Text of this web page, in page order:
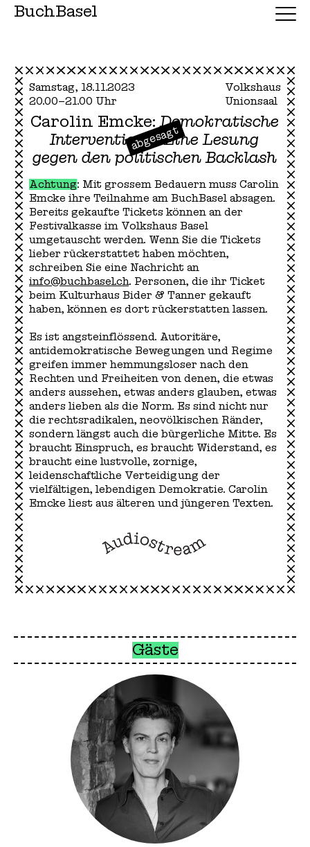
BuchBasel
Samstag, 18.11.2023
20.00–21.00 Uhr
Volkshaus
Unionsaal
abgesagt
Carolin Emcke: Demokratische
Intervention – Eine Lesung
gegen den politischen Backlash
Achtung: Mit grossem Bedauern muss Carolin
Emcke ihre Teilnahme am BuchBasel absagen.
Bereits gekaufte Tickets können an der
Festivalkasse im Volkshaus Basel
umgetauscht werden. Wenn Sie die Tickets
lieber rückerstattet haben möchten,
schreiben Sie eine Nachricht an
info@buchbasel.ch. Personen, die ihr Ticket
beim Kulturhaus Bider & Tanner gekauft
haben, können es dort rückerstatten lassen.
Es ist angsteinflössend. Autoritäre,
antidemokratische Bewegungen und Regime
greifen immer hemmungsloser nach den
Rechten und Freiheiten von denen, die etwas
anders aussehen, etwas anders glauben, etwas
anders lieben als die Norm. Es sind nicht nur
die rechtsradikalen, neovölkischen Ränder,
sondern längst auch die bürgerliche Mitte. Es
braucht Einspruch, es braucht Widerstand, es
braucht eine lustvolle, zornige,
leidenschaftliche Verteidigung der
vielfältigen, lebendigen Demokratie. Carolin
Emcke liest aus älteren und jüngeren Texten.
Gäste